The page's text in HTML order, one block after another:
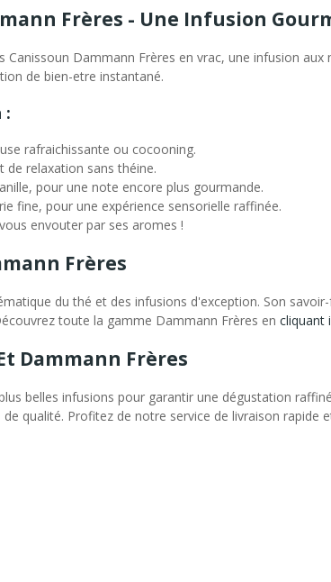
Frères - Une Infusion
Canissoun Dammann Frères en vrac, une infusion
de bien-etre instantané.
:
rafraichissante ou cocooning.
relaxation sans théine.
pour une note encore plus gourmande.
fine, pour une expérience sensorielle raffinée.
envouter par ses aromes !
Frères
du thé et des infusions d'exception. Son
toute la gamme Dammann Frères en cliquant
Dammann Frères
belles infusions pour garantir une dégustation
qualité. Profitez de notre service de livraison